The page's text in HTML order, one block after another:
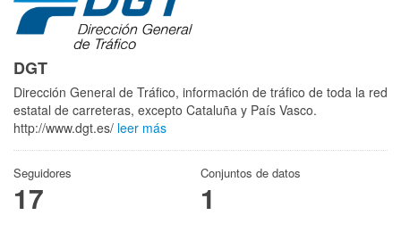
DGT
Dirección General de Tráfico, información de tráfico de toda la red
estatal de carreteras, excepto Cataluña y País Vasco.
http://www.dgt.es/ leer más
Seguidores
17
Conjuntos de datos
1